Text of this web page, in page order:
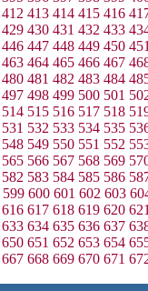
412 413 414 415 416
429 430 431 432 433
446 447 448 449 450 451
463 464 465 466 467
480 481 482 483 484
497 498 499 500 501
514 515 516 517 518
531 532 533 534 535
548 549 550 551 552
565 566 567 568 569
582 583 584 585 586
599 600 601 602 603
616 617 618 619 620 621
633 634 635 636 637
650 651 652 653 654
667 668 669 670 671